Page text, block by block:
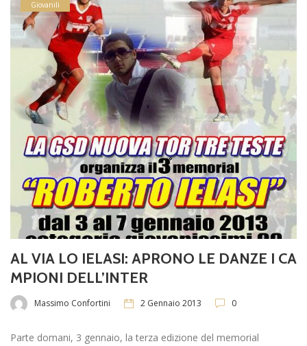
Giovanili
AL VIA LO IELASI: APRONO LE DANZE I CA
MPIONI DELL’INTER
Massimo Confortini 2 Gennaio 2013 0
Parte domani, 3 gennaio, la terza edizione del memorial